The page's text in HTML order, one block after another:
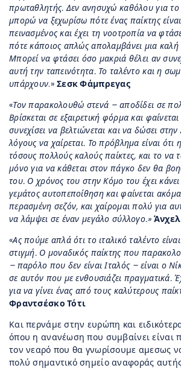
πρωταθλητής. Δεν ανησυχώ καθόλου για το
μπορώ να ξεχωρίσω πότε ένας παίκτης
πεινασμένος και έχει τη νοοτροπία να
πότε κάποιος απλώς απολαμβάνει μια
Μπορεί να φτάσει όσο μακριά θέλει αν
αυτή την ταπεινότητα. Το ταλέντο και η
υπάρχουν.»Σεσκ Φάμπρεγας
«Τον παρακολουθώ στενά – αποδίδει σε
Βρίσκεται σε εξαιρετική φόρμα και
συνεχίσει να βελτιώνεται και να δώσει
λόγους να χαίρεται. Το πρόβλημα είναι ότι
τόσους πολλούς καλούς παίκτες, και το να
μόνο για να κάθεται στον πάγκο δεν θα
του. Ο χρόνος του στην Κόμο του έχει
γεμάτος αυτοπεποίθηση και φαίνεται
περασμένη σεζόν, και χαίρομαι πολύ για
να λάμψει σε έναν μεγάλο σύλλογο.»
«Ας πούμε απλά ότι το ιταλικό ταλέντο
στιγμή. Ο μοναδικός παίκτης που
– παρόλο που δεν είναι Ιταλός – είναι ο
σε αυτόν που με ενθουσιάζει πραγματικά.
για να γίνει ένας από τους καλύτερους
Φραντσέσκο Τότι
Και περνάμε στην ευρώπη και
όπου η ανανέωση που συμβαίνει είναι
τον νεαρό που θα γνωρίσουμε αμεσως
πολύ σημαντικό σημείο αναφοράς